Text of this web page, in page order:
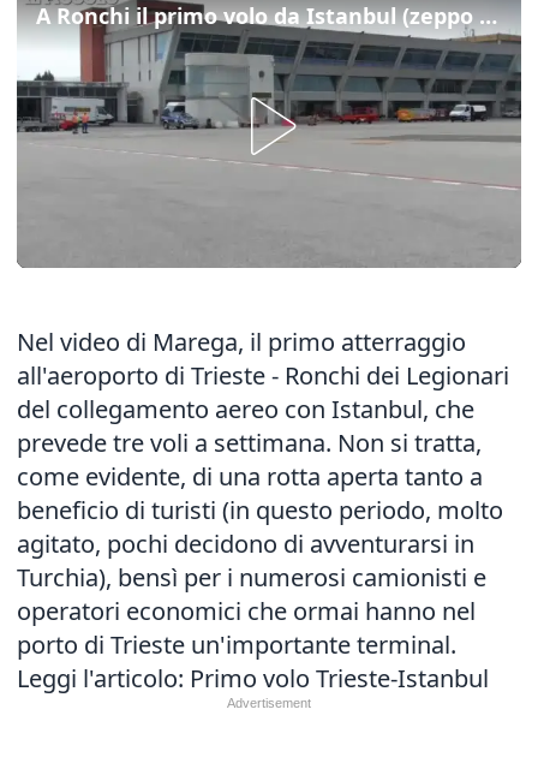
A Ronchi il primo volo da Istanbul (zeppo di camionisti)
Nel video di Marega, il primo atterraggio
all'aeroporto di Trieste - Ronchi dei Legionari
del collegamento aereo con Istanbul, che
prevede tre voli a settimana. Non si tratta,
come evidente, di una rotta aperta tanto a
beneficio di turisti (in questo periodo, molto
agitato, pochi decidono di avventurarsi in
Turchia), bensì per i numerosi camionisti e
operatori economici che ormai hanno nel
porto di Trieste un'importante terminal.
Leggi l'articolo: Primo volo Trieste-Istanbul